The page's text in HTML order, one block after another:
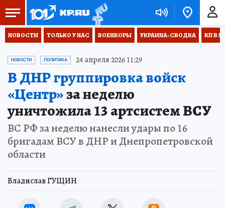
НОВОСТИ ТОЛЬКО У НАС ВОЕНКОРЫ УКРАИНА: СВОДКА КП В
НОВОСТИ ПОЛИТИКА 24 апреля 2026 11:29
В ДНР группировка войск
«Центр»за неделю
уничтожила 13 артсистем ВСУ
ВС РФ за неделю нанесли удары по 16
бригадам ВСУ в ДНР и Днепропетровской
области
Владислав ГУЩИН